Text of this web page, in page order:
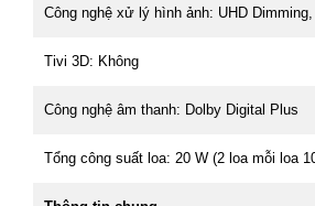
Công nghệ xử lý hình ảnh: UHD Dimming,
Tivi 3D: Không
Công nghệ âm thanh: Dolby Digital Plus
Tổng công suất loa: 20 W (2 loa mỗi loa